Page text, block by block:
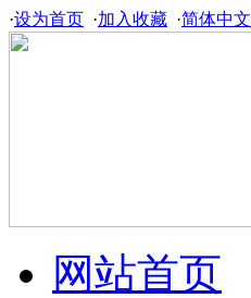
·设为首页 ·加入收藏 ·简体中文
网站首页